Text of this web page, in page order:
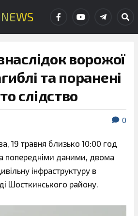
ворожої
та поранені
слідство
0
19 травня близько 10:00 год
попередніми даними, двома
інфраструктуру в
Шосткинського району.